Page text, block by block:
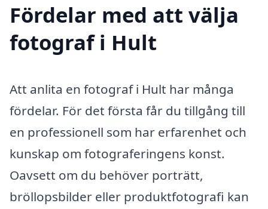
Fördelar med att välja
fotograf i Hult
Att anlita en fotograf i Hult har många
fördelar. För det första får du tillgång till
en professionell som har erfarenhet och
kunskap om fotograferingens konst.
Oavsett om du behöver porträtt,
bröllopsbilder eller produktfotografi kan